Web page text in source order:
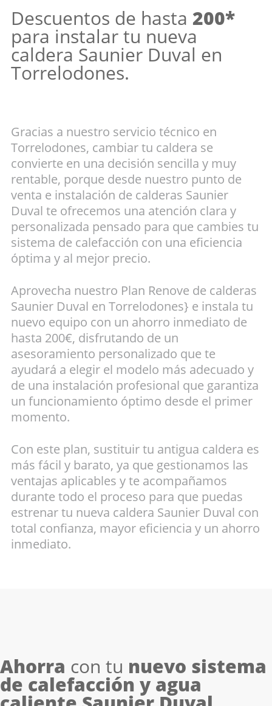
Descuentos de hasta 200*
para instalar tu nueva
caldera Saunier Duval en
Torrelodones.
Gracias a nuestro servicio técnico en
Torrelodones, cambiar tu caldera se
convierte en una decisión sencilla y muy
rentable, porque desde nuestro punto de
venta e instalación de calderas Saunier
Duval te ofrecemos una atención clara y
personalizada pensado para que cambies tu
sistema de calefacción con una eficiencia
óptima y al mejor precio.
Aprovecha nuestro Plan Renove de calderas
Saunier Duval en Torrelodones} e instala tu
nuevo equipo con un ahorro inmediato de
hasta 200€, disfrutando de un
asesoramiento personalizado que te
ayudará a elegir el modelo más adecuado y
de una instalación profesional que garantiza
un funcionamiento óptimo desde el primer
momento.
Con este plan, sustituir tu antigua caldera es
más fácil y barato, ya que gestionamos las
ventajas aplicables y te acompañamos
durante todo el proceso para que puedas
estrenar tu nueva caldera Saunier Duval con
total confianza, mayor eficiencia y un ahorro
inmediato.
Ahorra con tu nuevo sistema
de calefacción y agua